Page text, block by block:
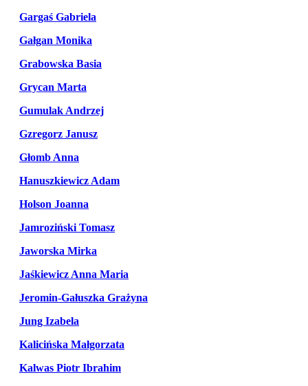
Gargaś Gabriela
Gałgan Monika
Grabowska Basia
Grycan Marta
Gumulak Andrzej
Gzregorz Janusz
Głomb Anna
Hanuszkiewicz Adam
Holson Joanna
Jamroziński Tomasz
Jaworska Mirka
Jaśkiewicz Anna Maria
Jeromin-Gałuszka Grażyna
Jung Izabela
Kalicińska Małgorzata
Kalwas Piotr Ibrahim